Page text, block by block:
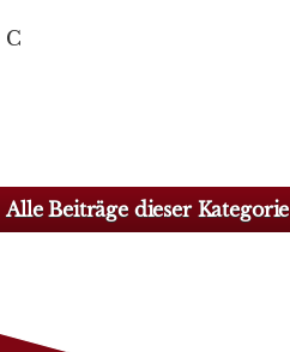
C
Alle Beiträge dieser Kategorie